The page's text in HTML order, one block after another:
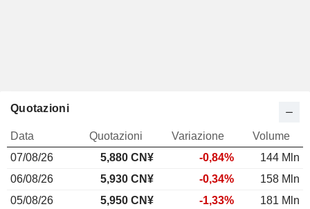
Quotazioni
Data Quotazioni Variazione
Volume
07/08/26
5,880 CN¥ -0,84%
144 Mln
06/08/26
5,930 CN¥ -0,34%
158 Mln
05/08/26
5,950 CN¥ -1,33%
181 Mln